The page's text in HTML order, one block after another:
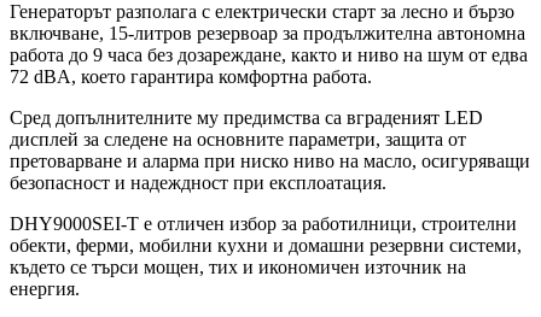
Генераторът разполага с електрически старт за лесно и бързо
включване, 15-литров резервоар за продължителна автономна
работа до 9 часа без дозареждане, както и ниво на шум от едва
72 dBA, което гарантира комфортна работа.
Сред допълнителните му предимства са вграденият LED
дисплей за следене на основните параметри, защита от
претоварване и аларма при ниско ниво на масло, осигуряващи
безопасност и надеждност при експлоатация.
DHY9000SEI-T е отличен избор за работилници, строителни
обекти, ферми, мобилни кухни и домашни резервни системи,
където се търси мощен, тих и икономичен източник на
енергия.